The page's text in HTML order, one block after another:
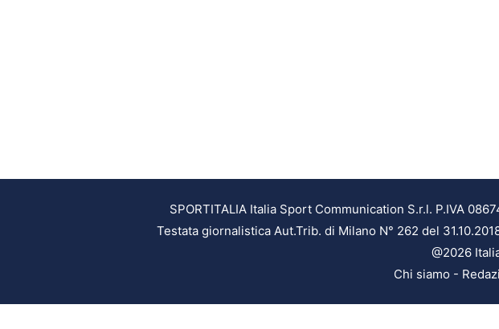
SPORTITALIA Italia Sport Communication S.r.l. P.IVA
Testata giornalistica Aut.Trib. di Milano N° 262 del
@2026
Chi siamo -